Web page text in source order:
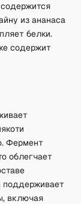
из ананаса
белки.
содержит
Фермент
облегчает
поддерживает
включая